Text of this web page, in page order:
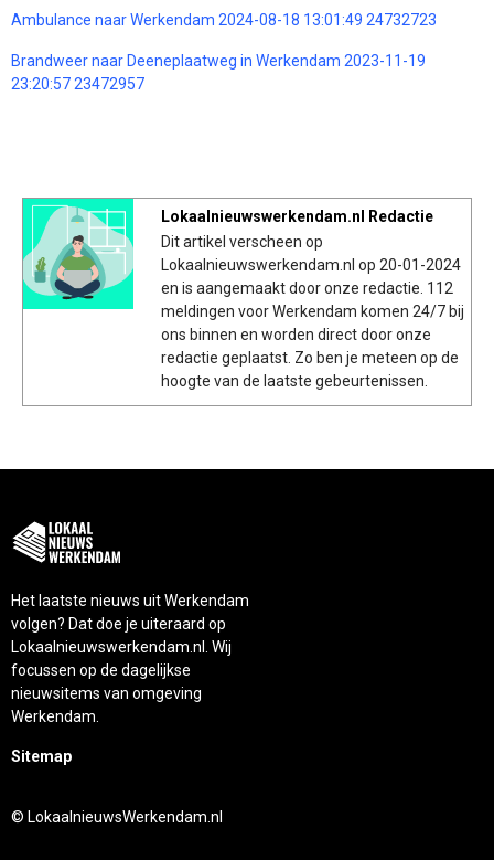
Ambulance naar Werkendam 2024-08-18 13:01:49 24732723
Brandweer naar Deeneplaatweg in Werkendam 2023-11-19
23:20:57 23472957
Lokaalnieuwswerkendam.nl Redactie
Dit artikel verscheen op
Lokaalnieuwswerkendam.nl op 20-01-2024
en is aangemaakt door onze redactie. 112
meldingen voor Werkendam komen 24/7 bij
ons binnen en worden direct door onze
redactie geplaatst. Zo ben je meteen op de
hoogte van de laatste gebeurtenissen.
Het laatste nieuws uit Werkendam
volgen? Dat doe je uiteraard op
Lokaalnieuwswerkendam.nl. Wij
focussen op de dagelijkse
nieuwsitems van omgeving
Werkendam.
Sitemap
© LokaalnieuwsWerkendam.nl